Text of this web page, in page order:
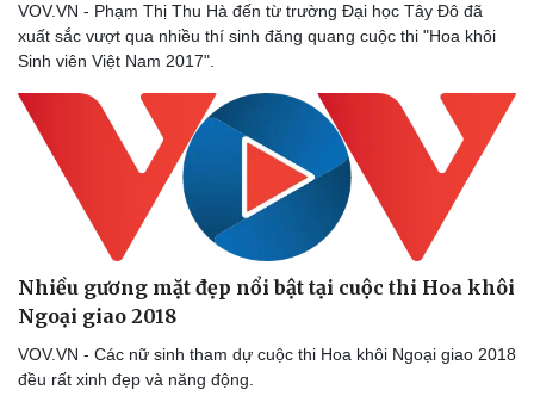
Doanh nghiệp
Thông tin doanh nghiệp
Doanh nghiệp 24h
Doanh nhân
Vì cộng đồng
Công nghệ
Sành điệu
Tin Công nghệ
Trải nghiệm
Chuyển đổi số
VOV.VN - Phạm Thị Thu Hà đến từ trường Đại học Tây Đô đã
xuất sắc vượt qua nhiều thí sinh đăng quang cuộc thi "Hoa khôi
Sinh viên Việt Nam 2017".
Nhiều gương mặt đẹp nổi bật tại cuộc thi Hoa khôi
Ngoại giao 2018
VOV.VN - Các nữ sinh tham dự cuộc thi Hoa khôi Ngoại giao 2018
đều rất xinh đẹp và năng động.